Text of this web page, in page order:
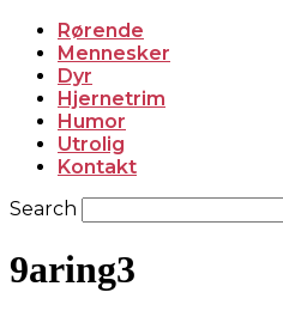
Rørende
Mennesker
Dyr
Hjernetrim
Humor
Utrolig
Kontakt
Search
9aring3